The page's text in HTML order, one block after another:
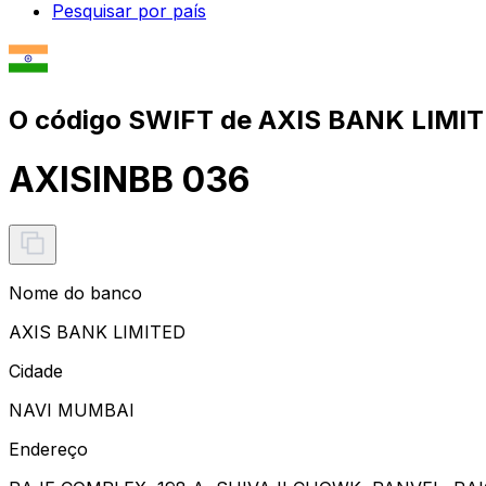
Pesquisar por país
O código SWIFT de AXIS BANK
AXISINBB 036
Nome do banco
AXIS BANK LIMITED
Cidade
NAVI MUMBAI
Endereço